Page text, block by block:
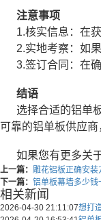
注意事项
1.核实信息：在
2.实地考察：如
3.签订合同：在
结语
选择合适的铝单
可靠的铝单板供应商
如果您有更多关
上一篇： 雕花铝板正确安装
下一篇： 铝单板幕墙多少钱
相关新闻
2026-04-30 21:11:07想打